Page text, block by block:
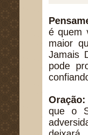
é quem
maior
Jamais
pode
Oração:
que o